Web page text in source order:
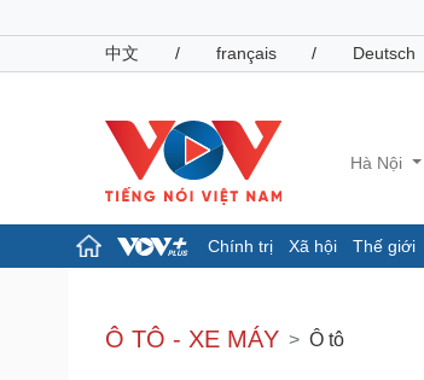
中文
/ français / Deutsch
Hà Nội
Chính trị Xã hội Thế giới
Đảng
Tổ chức nhân sự
Ô TÔ - XE MÁY Ô tô